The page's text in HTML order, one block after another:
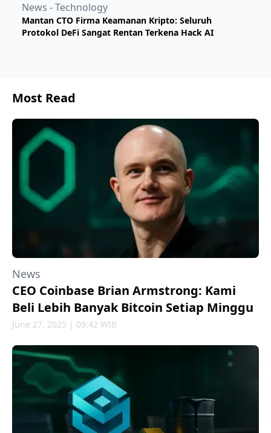
News - Technology
Mantan CTO Firma Keamanan Kripto: Seluruh
Protokol DeFi Sangat Rentan Terkena Hack AI
Most Read
News
CEO Coinbase Brian Armstrong: Kami
Beli Lebih Banyak Bitcoin Setiap Minggu
June 27, 2025 | 09:42 WIB